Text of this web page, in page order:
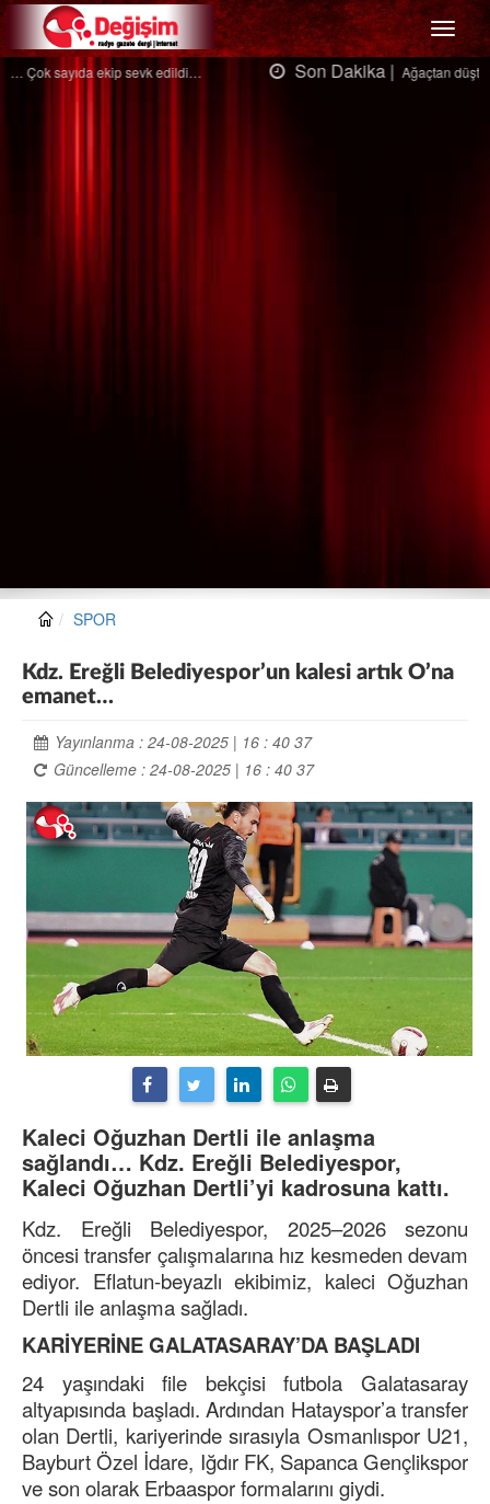
Menü
Son Dakika |Ağaçtan düştü…
SPOR
Kdz. Ereğli Belediyespor’un kalesi artık O’na
emanet…
Yayınlanma : 24-08-2025 | 16 : 40 37
Güncelleme : 24-08-2025 | 16 : 40 37
Kaleci Oğuzhan Dertli ile anlaşma
sağlandı… Kdz. Ereğli Belediyespor,
Kaleci Oğuzhan Dertli’yi kadrosuna kattı.
Kdz. Ereğli Belediyespor, 2025–2026 sezonu
öncesi transfer çalışmalarına hız kesmeden devam
ediyor. Eflatun-beyazlı ekibimiz, kaleci Oğuzhan
Dertli ile anlaşma sağladı.
KARİYERİNE GALATASARAY’DA BAŞLADI
24 yaşındaki file bekçisi futbola Galatasaray
altyapısında başladı. Ardından Hatayspor’a transfer
olan Dertli, kariyerinde sırasıyla Osmanlıspor U21,
Bayburt Özel İdare, Iğdır FK, Sapanca Gençlikspor
ve son olarak Erbaaspor formalarını giydi.